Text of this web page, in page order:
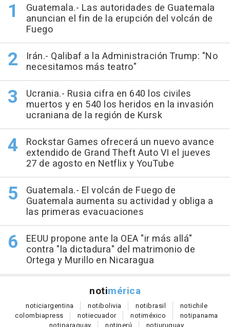
Guatemala.- Las autoridades de Guatemala
anuncian el fin de la erupción del volcán de
Fuego
Irán.- Qalibaf a la Administración Trump: "No
necesitamos más teatro"
Ucrania.- Rusia cifra en 640 los civiles
muertos y en 540 los heridos en la invasión
ucraniana de la región de Kursk
Rockstar Games ofrecerá un nuevo avance
extendido de Grand Theft Auto VI el jueves
27 de agosto en Netflix y YouTube
Guatemala.- El volcán de Fuego de
Guatemala aumenta su actividad y obliga a
las primeras evacuaciones
EEUU propone ante la OEA "ir más allá"
contra "la dictadura" del matrimonio de
Ortega y Murillo en Nicaragua
notimérica
noticiargentina notibolivia notibrasil notichile
colombiapress notiecuador notiméxico notipanama
notiparaguay notiperú notiuruguay